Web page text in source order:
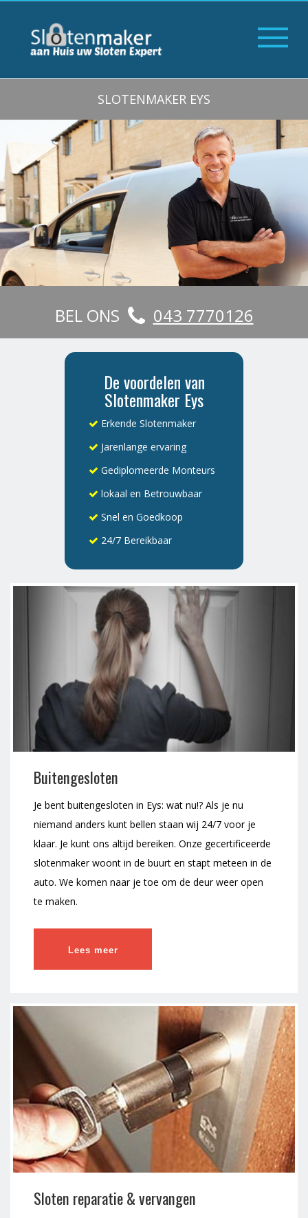
SLOTENMAKER EYS
BEL ONS 043 7770126
De voordelen van
Slotenmaker Eys
Erkende Slotenmaker
Jarenlange ervaring
Gediplomeerde Monteurs
lokaal en Betrouwbaar
Snel en Goedkoop
24/7 Bereikbaar
Buitengesloten
Je bent buitengesloten in Eys: wat nu!? Als je nu
niemand anders kunt bellen staan wij 24/7 voor je
klaar. Je kunt ons altijd bereiken. Onze gecertificeerde
slotenmaker woont in de buurt en stapt meteen in de
auto. We komen naar je toe om de deur weer open
te maken.
Lees meer
Sloten reparatie & vervangen